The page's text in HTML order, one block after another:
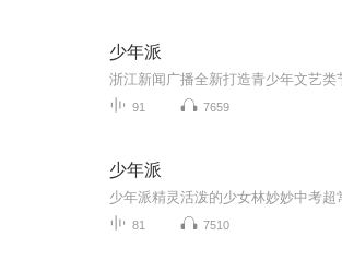
少年派
91 7659
少年派
81 7510